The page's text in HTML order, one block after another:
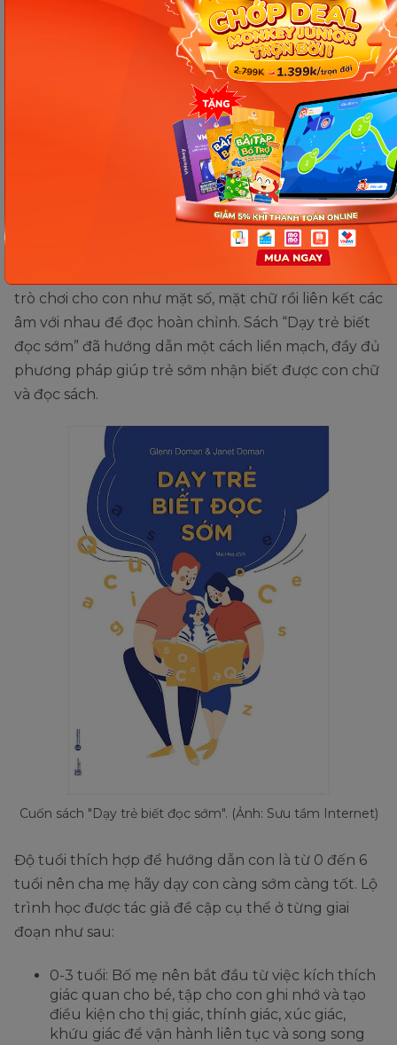
Cuốn sách "Dạy trẻ biết đọc
Dạy bé biết đọc sớm là cuốn sách hướng dẫn cách
giáo dục dành cho phụ huynh có con ở độ tuổi từ 0
đến 6 tuổi. Cuốn sách ra mắt lần đầu tiên vào năm
1964 và đạt được thành công với hơn 5 triệu bản
được bán ra ở 22 quốc gia trên thế giới.
Công tác giáo dục cho trẻ sẽ được bắt đầu từ trước
trò chơi cho con như mặt số, mặt chữ rồi liên kết các
âm với nhau để đọc hoàn chỉnh. Sách “Dạy trẻ biết
đọc sớm” đã hướng dẫn một cách liền mạch, đầy đủ
phương pháp giúp trẻ sớm nhận biết được con chữ
và đọc sách.
Cuốn sách "Dạy trẻ biết đọc sớm". (Ảnh: Sưu tầm Internet)
Độ tuổi thích hợp để hướng dẫn con là từ 0 đến 6
tuổi nên cha mẹ hãy dạy con càng sớm càng tốt. Lộ
trình học được tác giả đề cập cụ thể ở từng giai
đoạn như sau:
0-3 tuổi: Bố mẹ nên bắt đầu từ việc kích thích
giác quan cho bé, tập cho con ghi nhớ và tạo
điều kiện cho thị giác, thính giác, xúc giác,
khứu giác để vận hành liên tục và song song